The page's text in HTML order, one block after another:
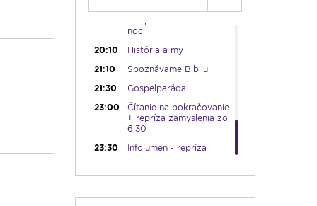
20:00
Rozprávka na dobrú
noc
20:10
História a my
21:10
Spoznávame Bibliu
21:30
Gospelparáda
23:00
Čítanie na pokračovanie
+ repríza zamyslenia zo
6:30
23:30
Infolumen - repríza